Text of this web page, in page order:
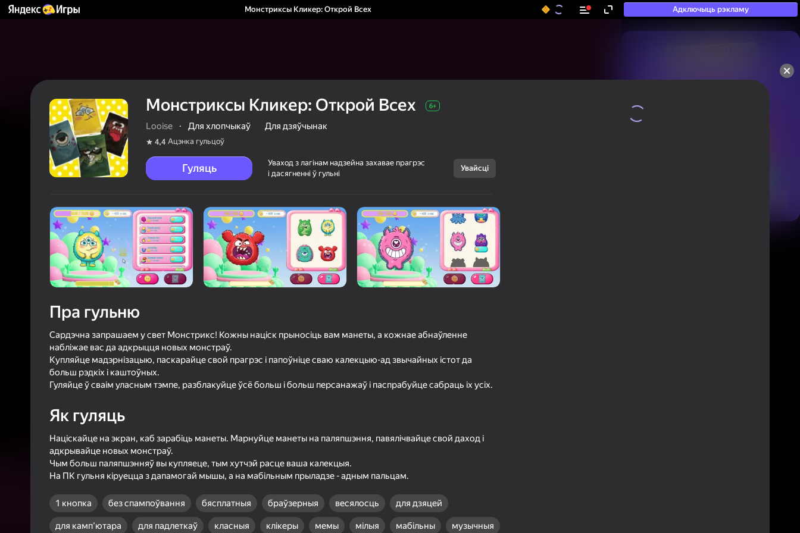
Монстриксы Кликер: Открой Всех Адключыць рэкламу
50+ тап-гульняў, у якія
гуляюць нават тыя, хто
Кликер: Открой
Всех
Looise
Для хлопчыкаў
Для дзяўчынак
4,4 Ацэнка гульцоў
Гуляць
Монстриксы Кликер: Открой Всех 6+
Looise · Для хлопчыкаў Для дзяўчынак
4,4 Ацэнка гульцоў
Гуляць
Уваход з лагінам надзейна захавае прагрэс
і дасягненні ў гульні
Увайсці
Пра гульню
Сардэчна запрашаем у свет Монстрикс! Кожны націск прыносіць вам манеты, а кожнае абнаўленне
набліжае вас да адкрыцця новых монстраў.
Купляйце мадэрнізацыю, паскарайце свой прагрэс і папоўніце сваю калекцыю-ад звычайных істот да
больш рэдкіх і каштоўных.
Гуляйце ў сваім уласным тэмпе, разблакуйце ўсё больш і больш персанажаў і паспрабуйце сабраць іх усіх.
Як гуляць
Націскайце на экран, каб зарабіць манеты. Марнуйце манеты на паляпшэння, павялічвайце свой даход і
адкрывайце новых монстраў.
Чым больш паляпшэнняў вы купляеце, тым хутчэй расце ваша калекцыя.
На ПК гульня кіруецца з дапамогай мышы, а на мабільным прыладзе - адным пальцам.
1 кнопка без спампоўвання бясплатныя браўзерныя весялосць для дзяцей
для камп’ютара для падлеткаў класныя клікеры мемы мілыя мабільны музычныя